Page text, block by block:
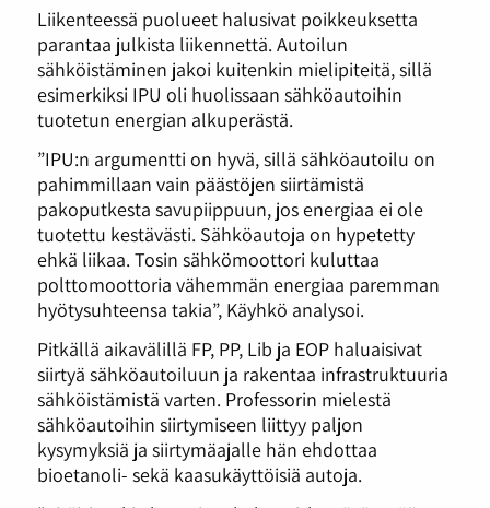
Liikenteessä puolueet halusivat poikkeuksetta
parantaa julkista liikennettä. Autoilun
sähköistäminen jakoi kuitenkin mielipiteitä, sillä
esimerkiksi IPU oli huolissaan sähköautoihin
tuotetun energian alkuperästä.
”IPU:n argumentti on hyvä, sillä sähköautoilu on
pahimmillaan vain päästöjen siirtämistä
pakoputkesta savupiippuun, jos energiaa ei ole
tuotettu kestävästi. Sähköautoja on hypetetty
ehkä liikaa. Tosin sähkömoottori kuluttaa
polttomoottoria vähemmän energiaa paremman
hyötysuhteensa takia”, Käyhkö analysoi.
Pitkällä aikavälillä FP, PP, Lib ja EOP haluaisivat
siirtyä sähköautoiluun ja rakentaa infrastruktuuria
sähköistämistä varten. Professorin mielestä
sähköautoihin siirtymiseen liittyy paljon
kysymyksiä ja siirtymäajalle hän ehdottaa
bioetanoli- sekä kaasukäyttöisiä autoja.